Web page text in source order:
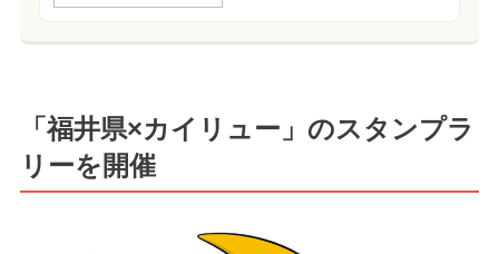
「福井県×カイリュー」のスタンプラ
リーを開催